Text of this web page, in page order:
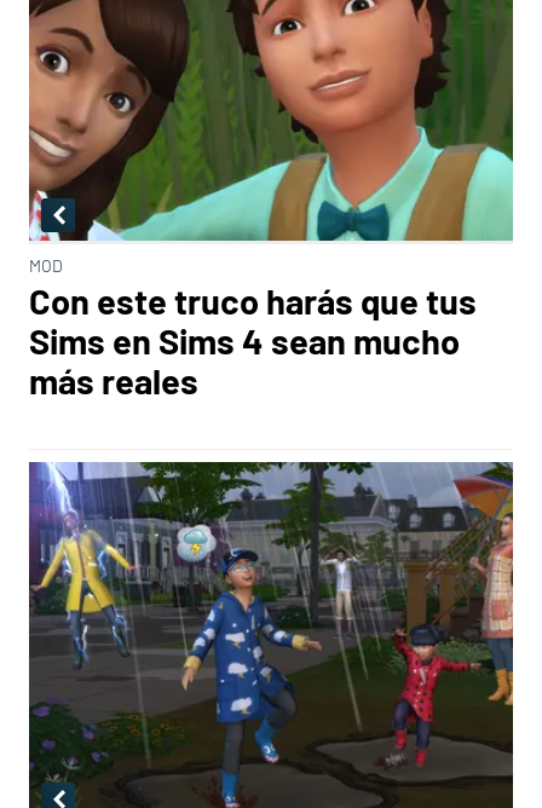
MOD
Con este truco harás que tus
Sims en Sims 4 sean mucho
más reales